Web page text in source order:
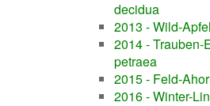
decidua
2013 - Wild-
2014 - Trauben-
petraea
2015 - Feld-
2016 - Winter-